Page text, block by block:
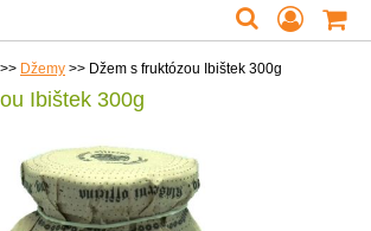
>> Džemy >> Džem s fruktózou Ibištek 300g
Ibištek 300g